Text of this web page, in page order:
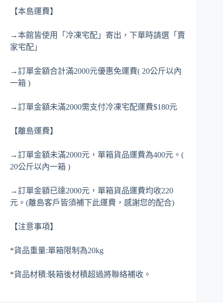
【本島運費】
→本館皆使用「冷凍宅配」寄出，下單時請選「賣
家宅配」
→訂單金額合計滿2000元優惠免運費( 20公斤以內
一箱 )
→訂單金額未滿2000需支付冷凍宅配運費$180元
【離島運費】
→訂單金額未滿2000元，單箱貨品運費為400元。(
20公斤以內一箱 )
→訂單金額已達2000元，單箱貨品運費均收220
元。(離島客戶皆須補下此運費，感謝您的配合)
【注意事項】
*貨品重量:單箱限制為20kg
*貨品材積:裝箱後材積超過將聯絡補收。